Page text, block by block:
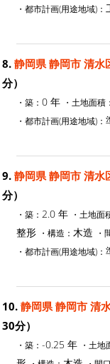
・都市計画(用途地域)：
8. 静岡県 静岡市 清水
分）
・築： 0 年 ・土地面積：
・都市計画(用途地域)：
9. 静岡県 静岡市 清水
分）
・築： 2.0 年 ・土地面
整形 ・構造： 木造 ・
・都市計画(用途地域)：
10. 静岡県 静岡市 清
30分）
・築： -0.25 年 ・土地